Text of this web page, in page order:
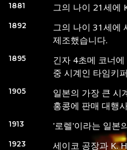
1881 그의 나이 21세에
1892
그의 나이 31세에
제조했습니다.
1895
긴자 4초메 코너
중 시계인 타임키
1905
일본의 가장 큰 시
홍콩에 판매 대행
1913 '로렐'이라는 일본
1923 세이코 공장과 K.